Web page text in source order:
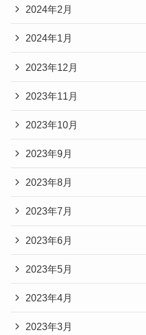
2024年2月
2024年1月
2023年12月
2023年11月
2023年10月
2023年9月
2023年8月
2023年7月
2023年6月
2023年5月
2023年4月
2023年3月